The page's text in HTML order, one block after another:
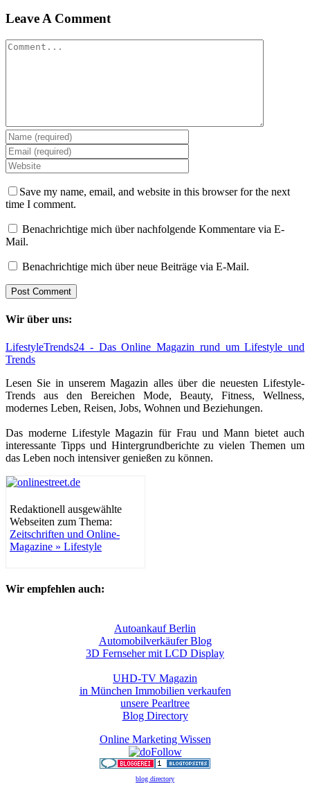
Leave A Comment
Comment
Save my name, email, and website in this browser for the next
time I comment.
Benachrichtige mich über nachfolgende Kommentare via E-
Mail.
Benachrichtige mich über neue Beiträge via E-Mail.
Wir über uns:
LifestyleTrends24 - Das Online Magazin rund um Lifestyle und
Trends
Lesen Sie in unserem Magazin alles über die neuesten Lifestyle-
Trends aus den Bereichen Mode, Beauty, Fitness, Wellness,
modernes Leben, Reisen, Jobs, Wohnen und Beziehungen.
Das moderne Lifestyle Magazin für Frau und Mann bietet auch
interessante Tipps und Hintergrundberichte zu vielen Themen um
das Leben noch intensiver genießen zu können.
Redaktionell ausgewählte
Webseiten zum Thema:
Zeitschriften und Online-
Magazine » Lifestyle
Wir empfehlen auch:
Autoankauf Berlin
Automobilverkäufer Blog
3D Fernseher mit LCD Display
UHD-TV Magazin
in München Immobilien verkaufen
unsere Pearltree
Blog Directory
Online Marketing Wissen
blog directory